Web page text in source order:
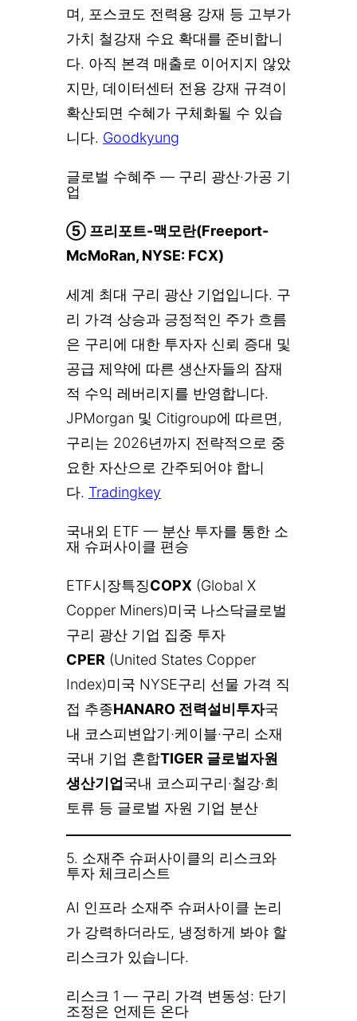
며, 포스코도 전력용 강재 등 고부가
가치 철강재 수요 확대를 준비합니
다. 아직 본격 매출로 이어지지 않았
지만, 데이터센터 전용 강재 규격이
확산되면 수혜가 구체화될 수 있습
니다. Goodkyung
글로벌 수혜주 — 구리 광산·가공 기
업
⑤ 프리포트-맥모란(Freeport-
McMoRan, NYSE: FCX)
세계 최대 구리 광산 기업입니다. 구
리 가격 상승과 긍정적인 주가 흐름
은 구리에 대한 투자자 신뢰 증대 및
공급 제약에 따른 생산자들의 잠재
적 수익 레버리지를 반영합니다.
JPMorgan 및 Citigroup에 따르면,
구리는 2026년까지 전략적으로 중
요한 자산으로 간주되어야 합니
다. Tradingkey
국내외 ETF — 분산 투자를 통한 소
재 슈퍼사이클 편승
ETF시장특징COPX (Global X
Copper Miners)미국 나스닥글로벌
구리 광산 기업 집중 투자
CPER (United States Copper
Index)미국 NYSE구리 선물 가격 직
접 추종HANARO 전력설비투자국
내 코스피변압기·케이블·구리 소재
국내 기업 혼합TIGER 글로벌자원
생산기업 국내 코스피구리·철강·희
토류 등 글로벌 자원 기업 분산
5. 소재주 슈퍼사이클의 리스크와
투자 체크리스트
AI 인프라 소재주 슈퍼사이클 논리
가 강력하더라도, 냉정하게 봐야 할
리스크가 있습니다.
리스크 1 — 구리 가격 변동성: 단기
조정은 언제든 온다